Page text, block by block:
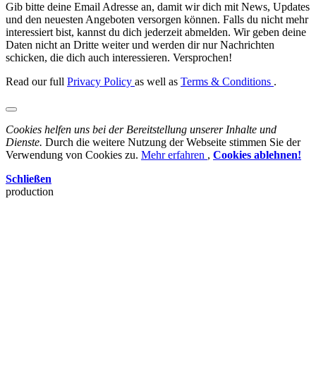
Gib bitte deine Email Adresse an, damit wir dich mit News, Updates
und den neuesten Angeboten versorgen können. Falls du nicht mehr
interessiert bist, kannst du dich jederzeit abmelden. Wir geben deine
Daten nicht an Dritte weiter und werden dir nur Nachrichten
schicken, die dich auch interessieren. Versprochen!
Read our full Privacy Policy as well as Terms & Conditions .
Cookies helfen uns bei der Bereitstellung unserer Inhalte und
Dienste. Durch die weitere Nutzung der Webseite stimmen Sie der
Verwendung von Cookies zu. Mehr erfahren , Cookies ablehnen!
Schließen
production